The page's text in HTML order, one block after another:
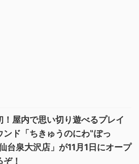
！屋内で思い切り遊べるプレイ
ンド「ちきゅうのにわ‟ぽっ
台泉大沢店」が11月1日にオープ
！